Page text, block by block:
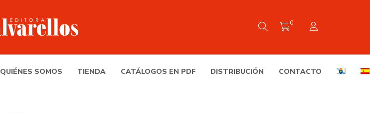
0
QUIÉNES SOMOS TIENDA CATÁLOGOS EN PDF DISTRIBUCIÓN CONTACTO